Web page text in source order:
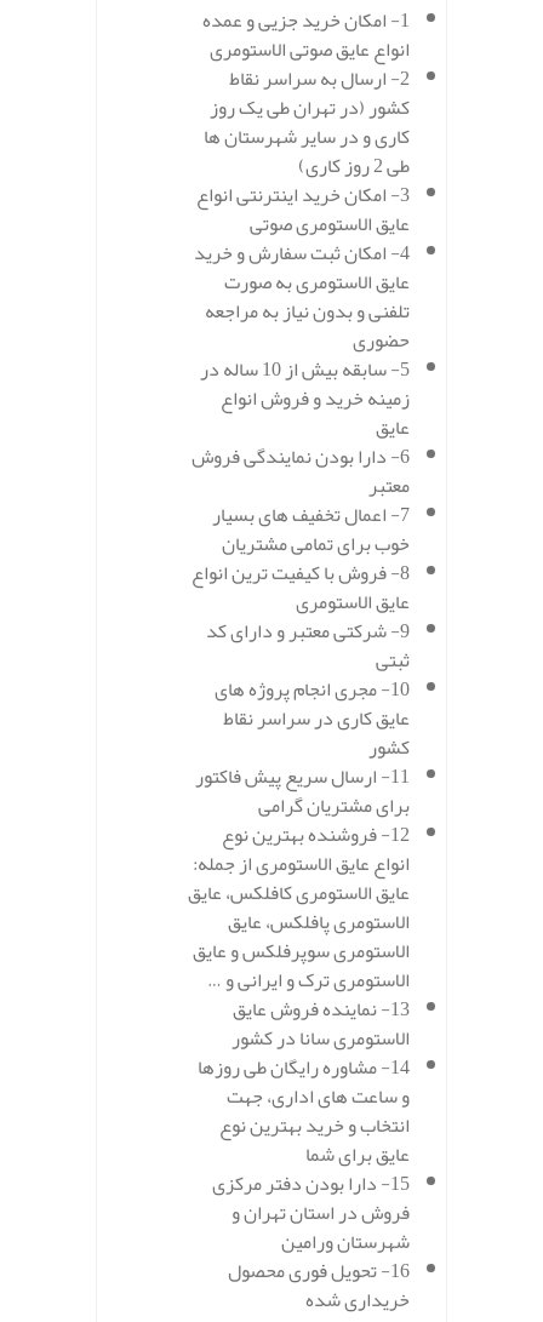
1- امکان خرید جزیی و عمده
انواع عایق صوتی الاستومری
2- ارسال به سراسر نقاط
کشور (در تهران طی یک روز
کاری و در سایر شهرستان ها
طی 2 روز کاری)
3- امکان خرید اینترنتی انواع
عایق الاستومری صوتی
4- امکان ثبت سفارش و خرید
عایق الاستومری به صورت
تلفنی و بدون نیاز به مراجعه
حضوری
5- سابقه بیش از 10 ساله در
زمینه خرید و فروش انواع
عایق
6- دارا بودن نمایندگی فروش
معتبر
7- اعمال تخفیف های بسیار
خوب برای تمامی مشتریان
8- فروش با کیفیت ترین انواع
عایق الاستومری
9- شرکتی معتبر و دارای کد
ثبتی
10- مجری انجام پروژه های
عایق کاری در سراسر نقاط
کشور
11- ارسال سریع پیش فاکتور
برای مشتریان گرامی
12- فروشنده بهترین نوع
انواع عایق الاستومری از جمله:
عایق الاستومری کافلکس، عایق
الاستومری پافلکس، عایق
الاستومری سوپرفلکس و عایق
الاستومری ترک و ایرانی و …
13- نماینده فروش عایق
الاستومری سانا در کشور
14- مشاوره رایگان طی روزها
و ساعت های اداری، جهت
انتخاب و خرید بهترین نوع
عایق برای شما
15- دارا بودن دفتر مرکزی
فروش در استان تهران و
شهرستان ورامین
16- تحویل فوری محصول
خریداری شده